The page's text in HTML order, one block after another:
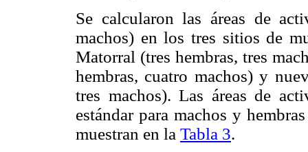
Se calcularon las áreas de
machos) en los tres sitios de
Matorral (tres hembras, tres
hembras, cuatro machos) y
tres machos). Las áreas de
estándar para machos y
muestran en la Tabla 3.